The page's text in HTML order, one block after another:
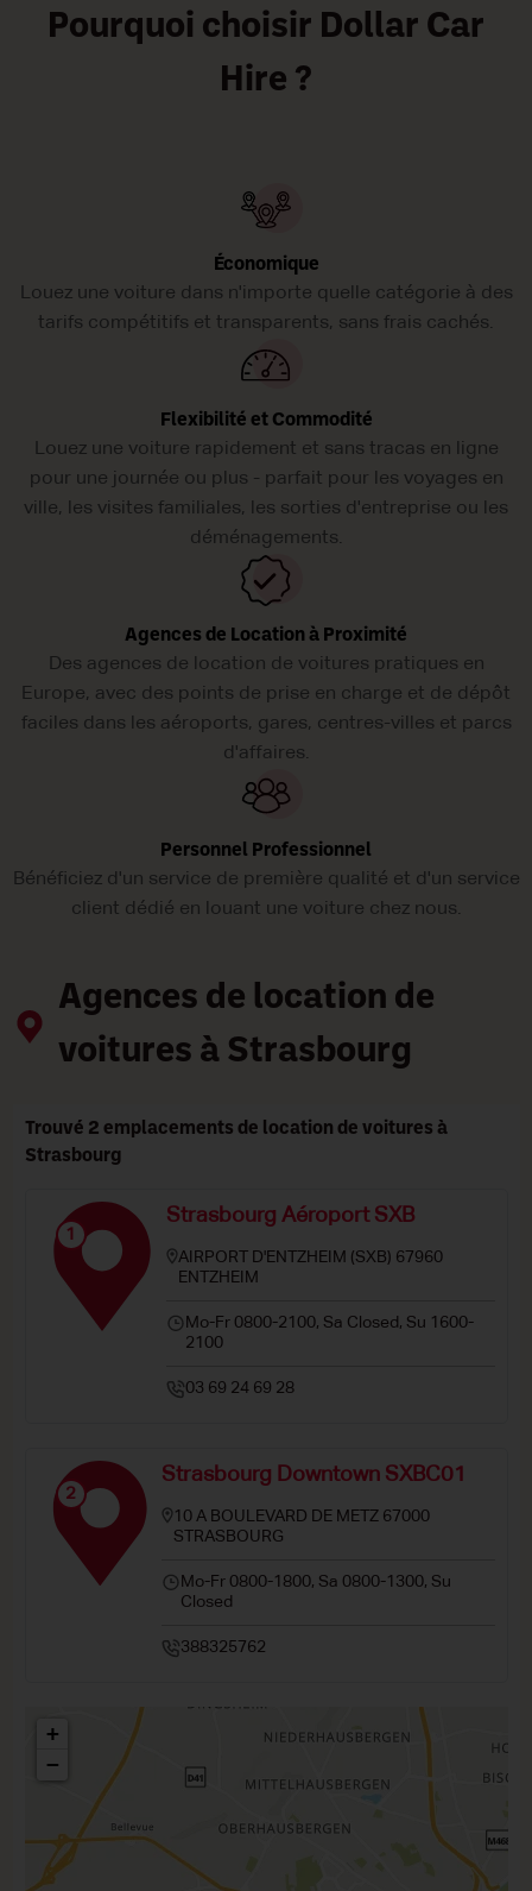
Pourquoi choisir Dollar Car
Hire ?
Économique
Louez une voiture dans n'importe quelle catégorie à des
tarifs compétitifs et transparents, sans frais cachés.
Flexibilité et Commodité
Louez une voiture rapidement et sans tracas en ligne
pour une journée ou plus - parfait pour les voyages en
ville, les visites familiales, les sorties d'entreprise ou les
déménagements.
Agences de Location à Proximité
Des agences de location de voitures pratiques en
Europe, avec des points de prise en charge et de dépôt
faciles dans les aéroports, gares, centres-villes et parcs
d'affaires.
Personnel Professionnel
Bénéficiez d'un service de première qualité et d'un service
client dédié en louant une voiture chez nous.
Agences de location de
voitures à Strasbourg
Trouvé 2 emplacements de location de voitures à
Strasbourg
1
Strasbourg Aéroport SXB
AIRPORT D'ENTZHEIM (SXB) 67960
ENTZHEIM
Mo-Fr 0800-2100, Sa Closed, Su 1600-
2100
03 69 24 69 28
2
Strasbourg Downtown SXBC01
10 A BOULEVARD DE METZ 67000
STRASBOURG
Mo-Fr 0800-1800, Sa 0800-1300, Su
Closed
388325762
+
−